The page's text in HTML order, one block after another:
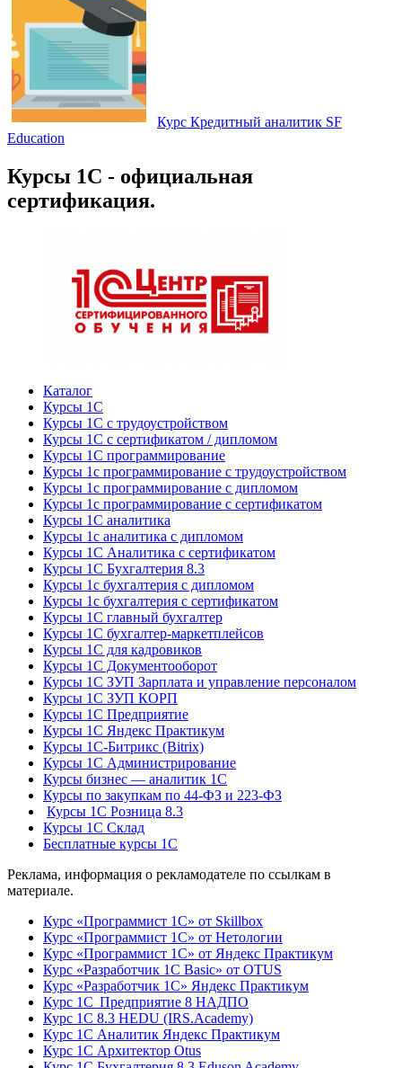
Курс Кредитный аналитик SF
Education
Курсы 1С - официальная
сертификация.
Каталог
Курсы 1С
Курсы 1С с трудоустройством
Курсы 1С с сертификатом / дипломом
Курсы 1С программирование
Курсы 1с программирование с трудоустройством
Курсы 1с программирование с дипломом
Курсы 1с программирование с сертификатом
Курсы 1С аналитика
Курсы 1с аналитика с дипломом
Курсы 1С Аналитика с сертификатом
Курсы 1С Бухгалтерия 8.3
Курсы 1с бухгалтерия с дипломом
Курсы 1с бухгалтерия с сертификатом
Курсы 1С главный бухгалтер
Курсы 1С бухгалтер-маркетплейсов
Курсы 1С для кадровиков
Курсы 1С Документооборот
Курсы 1С ЗУП Зарплата и управление персоналом
Курсы 1С ЗУП КОРП
Курсы 1С Предприятие
Курсы 1С Яндекс Практикум
Курсы 1С-Битрикс (Bitrix)
Курсы 1С Администрирование
Курсы бизнес — аналитик 1С
Курсы по закупкам по 44‑ФЗ и 223‑ФЗ
Курсы 1С Розница 8.3
Курсы 1С Склад
Бесплатные курсы 1С
Реклама, информация о рекламодателе по ссылкам в
материале.
Курс «Программист 1С» от Skillbox
Курс «Программист 1С» от Нетологии
Курс «Программист 1С» от Яндекс Практикум
Курс «Разработчик 1С Basic» от OTUS
Курс «Разработчик 1С» Яндекс Практикум
Курс 1С Предприятие 8 НАДПО
Курс 1С 8.3 HEDU (IRS.Academy)
Курс 1С Аналитик Яндекс Практикум
Курс 1С Архитектор Otus